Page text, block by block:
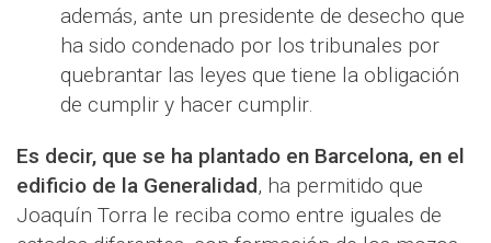
además, ante un presidente de desecho que
ha sido condenado por los tribunales por
quebrantar las leyes que tiene la obligación
de cumplir y hacer cumplir.
Es decir, que se ha plantado en Barcelona, en el
edificio de la Generalidad, ha permitido que
Joaquín Torra le reciba como entre iguales de